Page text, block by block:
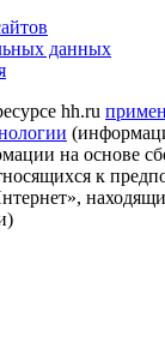
данных
hh.ru
на основе
к